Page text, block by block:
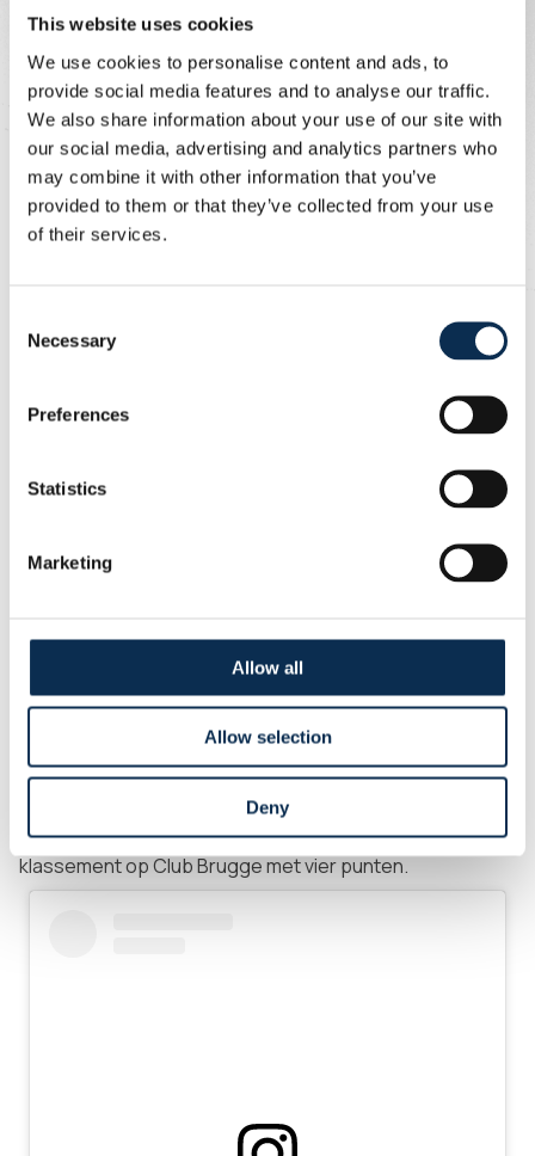
This website uses cookies
We use cookies to personalise content and ads, to
provide social media features and to analyse our traffic.
We also share information about your use of our site with
our social media, advertising and analytics partners who
may combine it with other information that you’ve
provided to them or that they’ve collected from your use
of their services.
Selection
Necessary
Preferences
Statistics
Marketing
Allow all
Allow selection
Deny
Anderlecht kwam even later het beste uit de kleedkamer.
Angulo dribbelde zich op spectaculaire wijze voorbij de
defensie en versierde een hoekschop. Cvetkovic mocht
gaan koppen, maar de bal vormde geen bedreiging voor
Scherpen. De bal kwam recht in zijn handen terecht.
Hubert deed een driedubbele wissel door heel wat gele
nam deze voor zijn rekening, maar Sykes kopte de bal
enkele meters over. De grootste kans voor Union kwam
proberen te scoren, maar hij werd te veel gehinderd
door N’Diaye om uit te halen. De bal belandde uiteindelijk
voorsprong. Hazard stond vrij achter de defensie en
mocht alleen naar voren trekken. Mac Allister probeerde
Hij raakte de bal verkeerd waardoor hij deze kans
gevaar, maar geen enkele bal leverde een echte
mogelijkheid op. Beide ploegen stonden defensief sterk,
maar de Unionisten wisten hun achterstand niet meer om
te buigen. Union behoudt wél zijn voorsprong in het
klassement op Club Brugge met vier punten.